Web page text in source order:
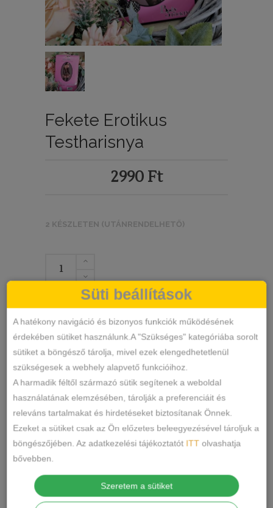
Fekete Erotikus
Testharisnya
2990 Ft
2 KÉSZLETEN (UTÁNRENDELHETŐ)
testharisnya
mennyiség
KOSÁRBA TESZEM
SKU 8083
KATEGÓRIA Sexy
CÍMKÉK
LEÍRÁS
Anyaga : 88% poliamid, 12 % elastan ,
rugalmas puha anyag.
Gyártó : Ollike
Süti beállítások
A hatékony navigáció és bizonyos funkciók működésének
érdekében sütiket használunk.A "Szükséges" kategóriába sorolt
sütiket a böngésző tárolja, mivel ezek elengedhetetlenül
szükségesek a webhely alapvető funkcióihoz.
A harmadik féltől származó sütik segítenek a weboldal
használatának elemzésében, tárolják a preferenciáit és
releváns tartalmakat és hirdetéseket biztosítanak Önnek.
Ezeket a sütiket csak az Ön előzetes beleegyezésével tároljuk a
böngészőjében. Az adatkezelési tájékoztatót ITT olvashatja
bővebben.
Szeretem a sütiket